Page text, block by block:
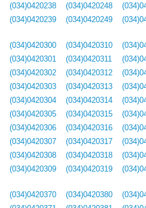
(034)0420238
(034)0420239
(034)0420248
(034)0420249
(034)0420300
(034)0420301
(034)0420302
(034)0420303
(034)0420304
(034)0420305
(034)0420306
(034)0420307
(034)0420308
(034)0420309
(034)0420310
(034)0420311
(034)0420312
(034)0420313
(034)0420314
(034)0420315
(034)0420316
(034)0420317
(034)0420318
(034)0420319
(034)0420370
(034)0420380